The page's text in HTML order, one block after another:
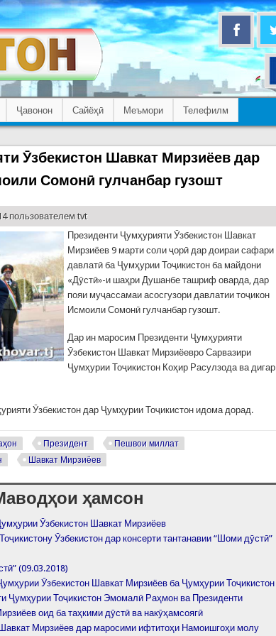
Ҷавонон Сайёҳӣ Меъмори Телефилм
Ӯзбекистон Шавкат Мирзиёев дар
Сомонӣ гулчанбар гузошт
пользователемtvt
Президенти Ҷумҳурияти Ӯзбекистон Шавкат
Мирзиёев 9 марти соли ҷорӣ дар доираи сафари
давлатӣ ба Ҷумҳурии Тоҷикистон ба майдони
«Дӯстӣ»-и шаҳри Душанбе ташриф оварда, дар
пояи муҷассамаи асосгузори давлатии тоҷикон
Исмоили Сомонӣ гулчанбар гузошт.
Дар ин маросим Президенти Ҷумҳурияти
Ӯзбекистон Шавкат Мирзиёевро Сарвазири
Ҷумҳурии Тоҷикистон Коҳир Расулзода ва дигар
Ӯзбекистон дар Ҷумҳурии Тоҷикистон идома дорад.
Президент
Пешвои миллат
Шавкат Мирзиёев
ҳамсон
Ӯзбекистон Шавкат Мирзиёев
Ӯзбекистон дар консерти тантанавии “Шоми дӯстӣ”
(09.03.2018)
Ӯзбекистон Шавкат Мирзиёев ба Ҷумҳурии Тоҷикистон
Ҷумҳурии Тоҷикистон Эмомалӣ Раҳмон ва Президенти
оид ба таҳкими дӯстӣ ва накӯҳамсоягӣ
Мирзиёев дар маросими ифтитоҳи Намоишгоҳи молу